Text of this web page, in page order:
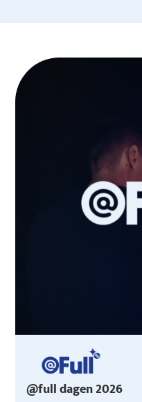
@full dagen 2026